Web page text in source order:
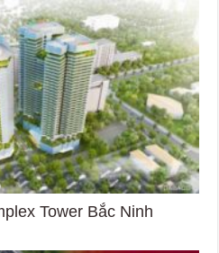
Tower Bắc Ninh